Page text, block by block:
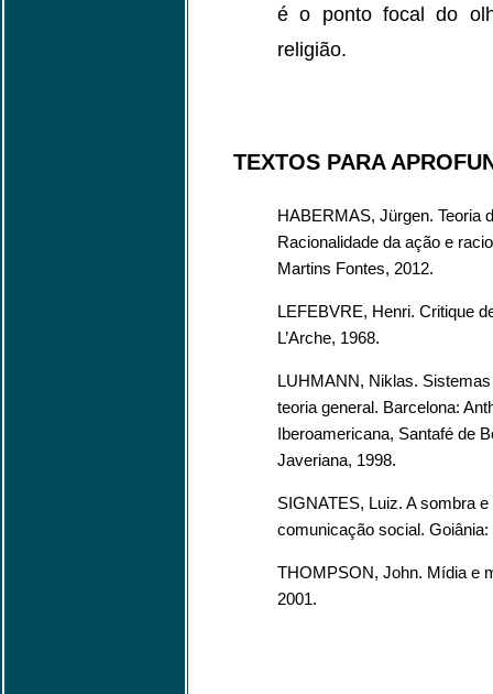
é o ponto focal do
religião.
TEXTOS PARA
HABERMAS, Jürgen. Teoria
Racionalidade da ação e
Martins Fontes, 2012.
LEFEBVRE, Henri. Critique
L’Arche, 1968.
LUHMANN, Niklas.
teoria general. Barcelona:
Iberoamericana, Santafé de
Javeriana, 1998.
SIGNATES, Luiz. A sombra
comunicação social. Goiânia:
THOMPSON, John. Mídia e
2001.